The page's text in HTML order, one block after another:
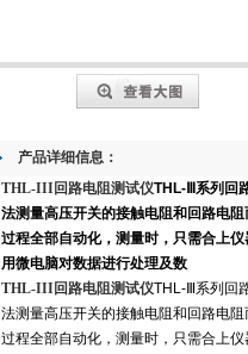
产品详细信息：
THL-III回路电阻测试仪THL-Ⅲ系列回
法测量高压开关的接触电阻和回路电
过程全部自动化，测量时，只需合上
用微电脑对数据进行处理及数
THL-III回路电阻测试仪THL-Ⅲ系列回
法测量高压开关的接触电阻和回路电
过程全部自动化，测量时，只需合上